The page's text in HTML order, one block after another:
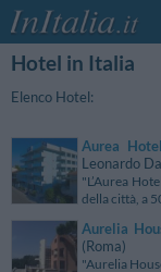
Hotel in Italia
Elenco Hotel:
Aurea Hotel
Leonardo
"L’Aurea
della città, a
Aurelia
(Roma)
"Aurelia